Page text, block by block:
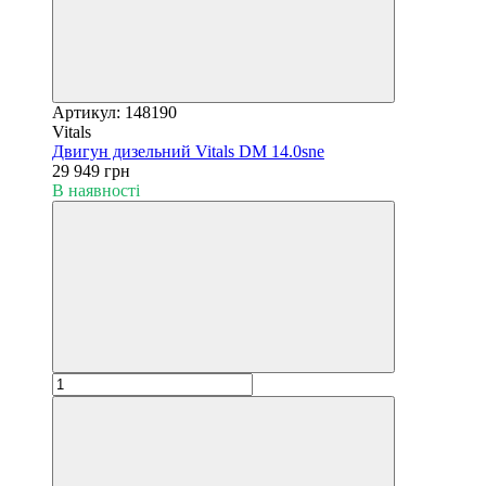
Артикул: 148190
Vitals
Двигун дизельний Vitals DM 14.0sne
29 949 грн
В наявності